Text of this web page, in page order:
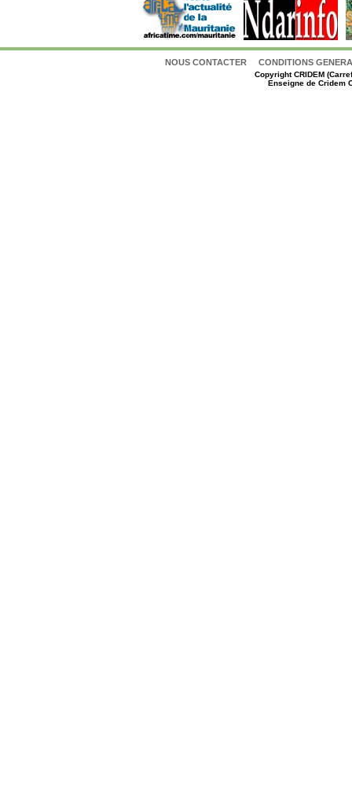
NOUS CONTACTER CONDITIONS
CopyrightCRIDEM
Enseigne de Cridem